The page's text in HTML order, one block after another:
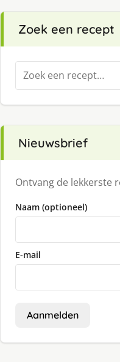
Zoek een recept
Zoeken
naar:
Nieuwsbrief
Ontvang de lekkerste
Naam (optioneel)
E-mail
Aanmelden